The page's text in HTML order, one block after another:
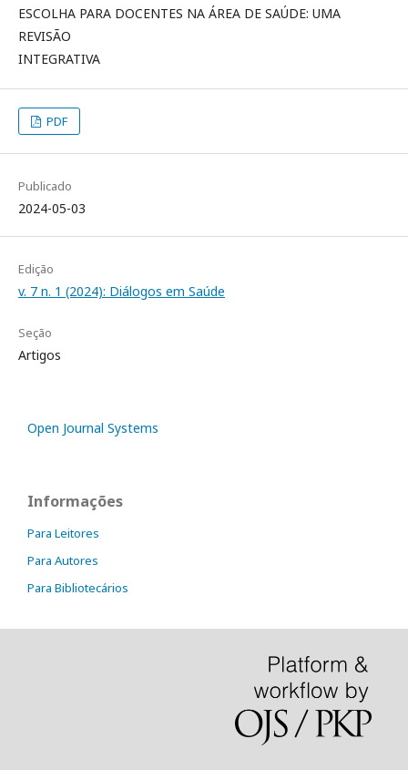
ESCOLHA PARA DOCENTES NA ÁREA DE SAÚDE: UMA
REVISÃO
INTEGRATIVA
PDF
Publicado
2024-05-03
Edição
v. 7 n. 1 (2024): Diálogos em Saúde
Seção
Artigos
Open Journal Systems
Informações
Para Leitores
Para Autores
Para Bibliotecários